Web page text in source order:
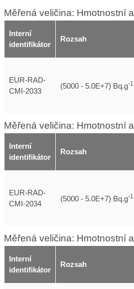
Měřená veličina: Hmotnostní
Interní
identifikátor
Rozsah
EUR-RAD-
CMI-2033
(5000 - 5.0E+7) Bq.g-1
Měřená veličina: Hmotnostní
Interní
identifikátor
Rozsah
EUR-RAD-
CMI-2034
(5000 - 5.0E+7) Bq.g-1
Měřená veličina: Hmotnostní
Interní
identifikátor
Rozsah